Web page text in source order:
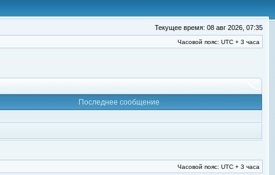
Текущее время: 08 авг 2026, 07:35
Часовой пояс: UTC + 3 часа
Последнее сообщение
Часовой пояс: UTC + 3 часа